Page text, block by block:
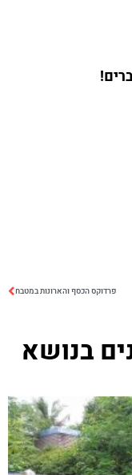
פרדוקס הכסף והארונות במטבח
בנושא